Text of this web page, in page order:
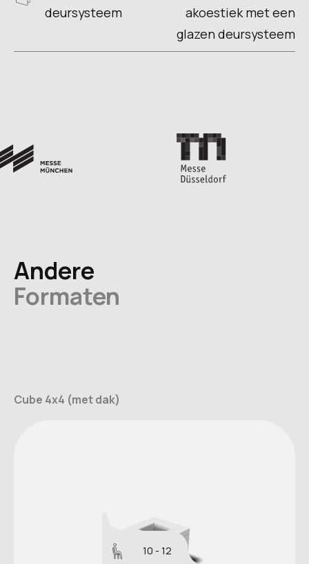
deursysteem
akoestiek met een
glazen deursysteem
Andere
Formaten
Cube 4x4 (met dak)
10 - 12